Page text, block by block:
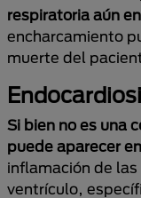
respiratoria aún
encharcamiento
muerte del
Si bien no es una
puede aparecer
inflamación de
ventrículo,